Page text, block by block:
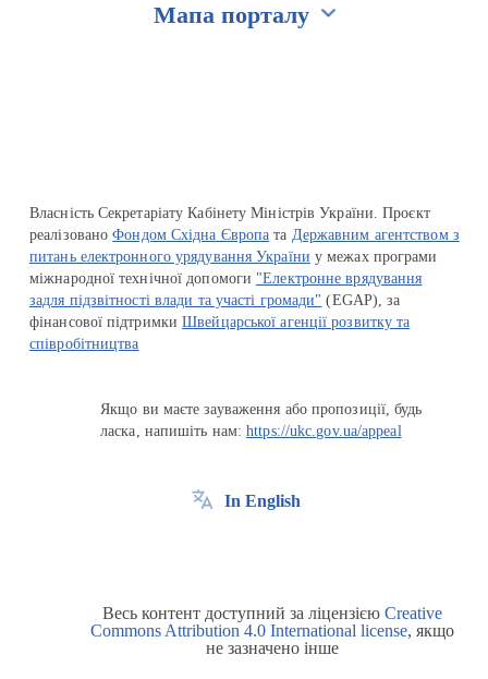
Мапа порталу
Власність Секретаріату Кабінету Міністрів України. Проєкт
реалізованоФондом Східна Європа та Державним агентством з
питань електронного урядування України у межах програми
міжнародної технічної допомоги "Електронне врядування
задля підзвітності влади та участі громади" (EGAP), за
фінансової підтримкиШвейцарської агенції розвитку та
співробітництва
Якщо ви маєте зауваження або пропозиції, будь
ласка, напишіть нам:https://ukc.gov.ua/appeal
In English
Весь контент доступний за ліцензією Creative
Commons Attribution 4.0 International license, якщо
не зазначено інше